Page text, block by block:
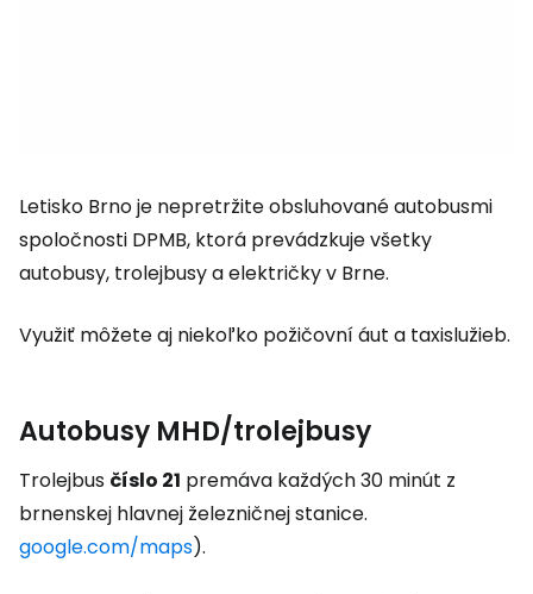
Letisko Brno je nepretržite obsluhované autobusmi
spoločnosti DPMB, ktorá prevádzkuje všetky
autobusy, trolejbusy a električky v Brne.
Využiť môžete aj niekoľko požičovní áut a taxislužieb.
Autobusy MHD/trolejbusy
Trolejbus číslo 21 premáva každých 30 minút z
brnenskej hlavnej železničnej stanice.
google.com/maps).